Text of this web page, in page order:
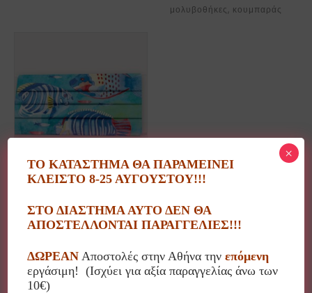
μολυβοθήκες, κουμπαράς
Μάσκες παιδικές(29)
ΤΟ ΚΑΤΑΣΤΗΜΑ ΘΑ ΠΑΡΑΜΕΙΝΕΙ
ΚΛΕΙΣΤΟ 8-25 ΑΥΓΟΥΣΤΟΥ!!!
ΣΤΟ ΔΙΑΣΤΗΜΑ ΑΥΤΟ ΔΕΝ ΘΑ
ΑΠΟΣΤΕΛΛΟΝΤΑΙ ΠΑΡΑΓΓΕΛΙΕΣ!!!
ΔΩΡΕΑΝ Αποστολές στην Αθήνα τηνεπόμενη
εργάσιμη! (Ισχύει για αξία παραγγελίας άνω των
10€)
×